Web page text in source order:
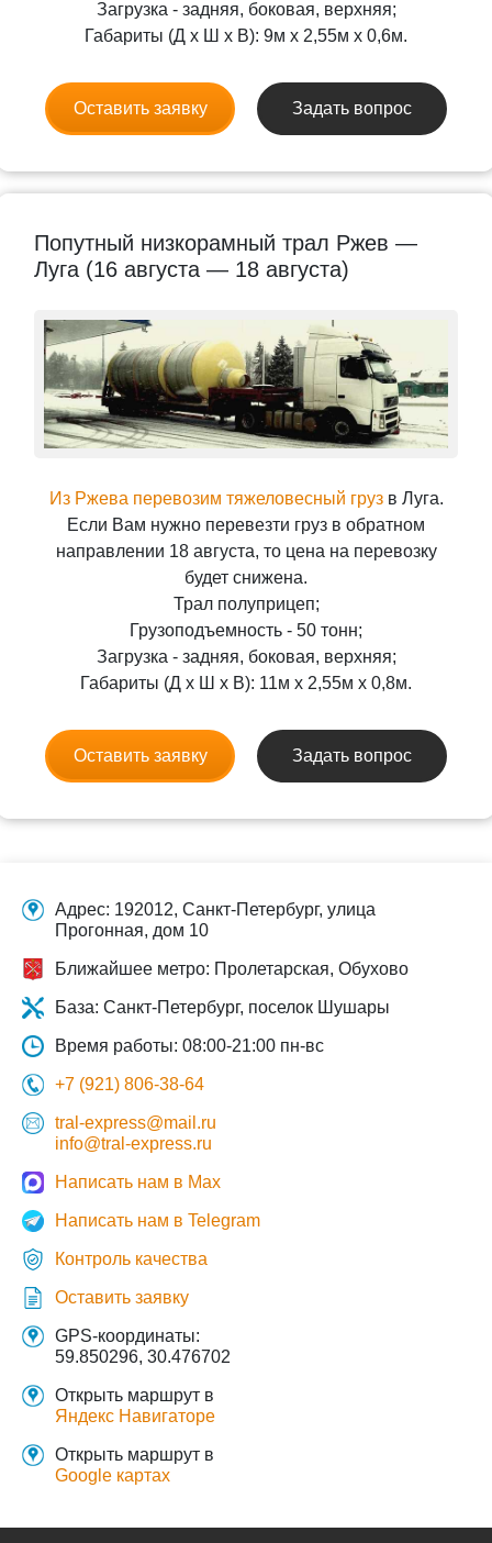
Загрузка - задняя, боковая, верхняя;
Габариты (Д x Ш x В): 9м x 2,55м x 0,6м.
Оставить заявку Задать вопрос
Попутный низкорамный трал Ржев —
Луга (16 августа — 18 августа)
Из Ржева перевозим тяжеловесный грузв Луга.
Если Вам нужно перевезти груз в обратном
направлении 18 августа, то цена на перевозку
будет снижена.
Трал полуприцеп;
Грузоподъемность - 50 тонн;
Загрузка - задняя, боковая, верхняя;
Габариты (Д x Ш x В): 11м x 2,55м x 0,8м.
Оставить заявку Задать вопрос
Адрес: 192012, Санкт-Петербург, улица
Прогонная, дом 10
Ближайшее метро: Пролетарская, Обухово
База: Санкт-Петербург, поселок Шушары
Время работы: 08:00-21:00 пн-вс
+7 (921) 806-38-64
tral-express@mail.ru
info@tral-express.ru
Написать нам в Max
Написать нам в Telegram
Контроль качества
Оставить заявку
GPS-координаты:
59.850296, 30.476702
Открыть маршрут в
Яндекс Навигаторе
Открыть маршрут в
Google картах